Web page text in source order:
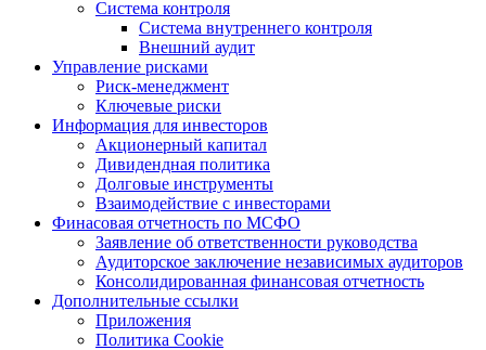
Система контроля
Система внутреннего контроля
Внешний аудит
Управление рисками
Риск-менеджмент
Ключевые риски
Информация для инвесторов
Акционерный капитал
Дивидендная политика
Долговые инструменты
Взаимодействие с инвеcторами
Финасовая отчетность по МСФО
Заявление об ответственности руководства
Аудиторское заключение независимых аудиторов
Консолидированная финансовая отчетность
Дополнительные ссылки
Приложения
Политика Cookie